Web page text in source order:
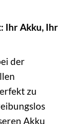
Ihr Akku, Ihr
der
zu
Akku